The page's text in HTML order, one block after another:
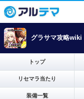
グラサマ攻略wiki
トップ
リセマラ当たり
装備一覧